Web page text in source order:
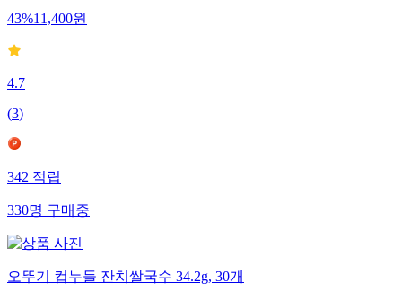
43%11,400원
4.7
(3)
342적립
330명구매중
오뚜기 컵누들 잔치쌀국수 34.2g, 30개